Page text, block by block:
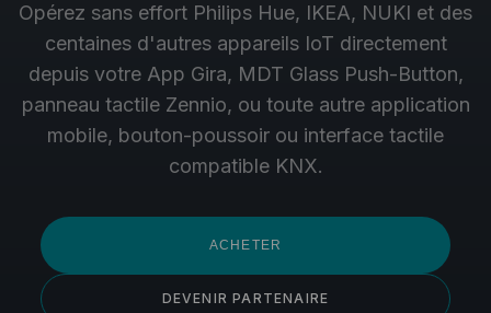
Opérez sans effort Philips Hue, IKEA, NUKI et des
centaines d'autres appareils IoT directement
depuis votre App Gira, MDT Glass Push-Button,
panneau tactile Zennio, ou toute autre application
mobile, bouton-poussoir ou interface tactile
compatible KNX.
ACHETER
DEVENIR PARTENAIRE